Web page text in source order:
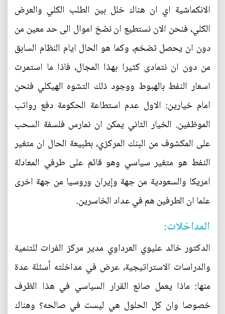
الانكماشية اي ان هناك خلل بين الطلب الكلي والعرض
الكلي، فنحن الان نستطيع ان نضخ اموال الى حد معين من
دون ان يحصل تضخم، وكما هو الحال ايام النظام السابق
من دون ان نتمادى كثيرا بهذا المجال، فاذا ما استمرت
اسعار النفط بالهبوط ووجود ذلك التشوه الهيكلي فنحن
امام خيارين: الاول عدم استطاعة الحكومة دفع رواتب
الموظفين. الخيار الثاني يمكن ان نمارس فلسفة السحب
على المكشوف من البنك المركزي، بطبيعة الحال ان متغير
النفط هو متغير سياسي وهو قائم على طرفي المعادلة
امريكا والسعودية من جهة وإيران وروسيا من جهة اخرى
علما ان الطرفين هم في عداد الخاسرين.
المداخلات:
الدكتور خالد عليوي العرداوي مدير مركز الفرات للتنمية
والدراسات الاستراتيجية، عرض في مداخلته أسئلة عدة
منها: ماذا يعمل صانع القرار السياسي في هذا الظرف
خصوصا وان كل الحلول هي ليست في صالحه؟ وهناك